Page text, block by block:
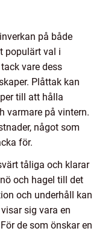
på både
populärt val i
vare dess
Plåttak kan
till att hålla
varmare på vintern.
något som
för.
tåliga och klarar
och hagel till det
och underhåll kan
sig vara en
de som önskar en